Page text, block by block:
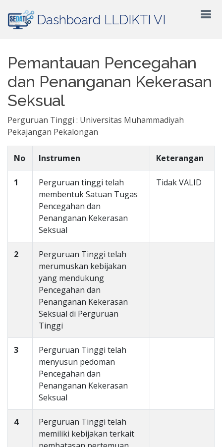
Dashboard LLDIKTI VI
Pemantauan Pencegahan
dan Penanganan Kekerasan
Seksual
Perguruan Tinggi : Universitas Muhammadiyah
Pekajangan Pekalongan
No Instrumen Keterangan
1
Perguruan tinggi telah
membentuk Satuan Tugas
Pencegahan dan
Penanganan Kekerasan
Seksual
Tidak VALID
2
Perguruan Tinggi telah
merumuskan kebijakan
yang mendukung
Pencegahan dan
Penanganan Kekerasan
Seksual di Perguruan
Tinggi
3
Perguruan Tinggi telah
menyusun pedoman
Pencegahan dan
Penanganan Kekerasan
Seksual
4
Perguruan Tinggi telah
memiliki kebijakan terkait